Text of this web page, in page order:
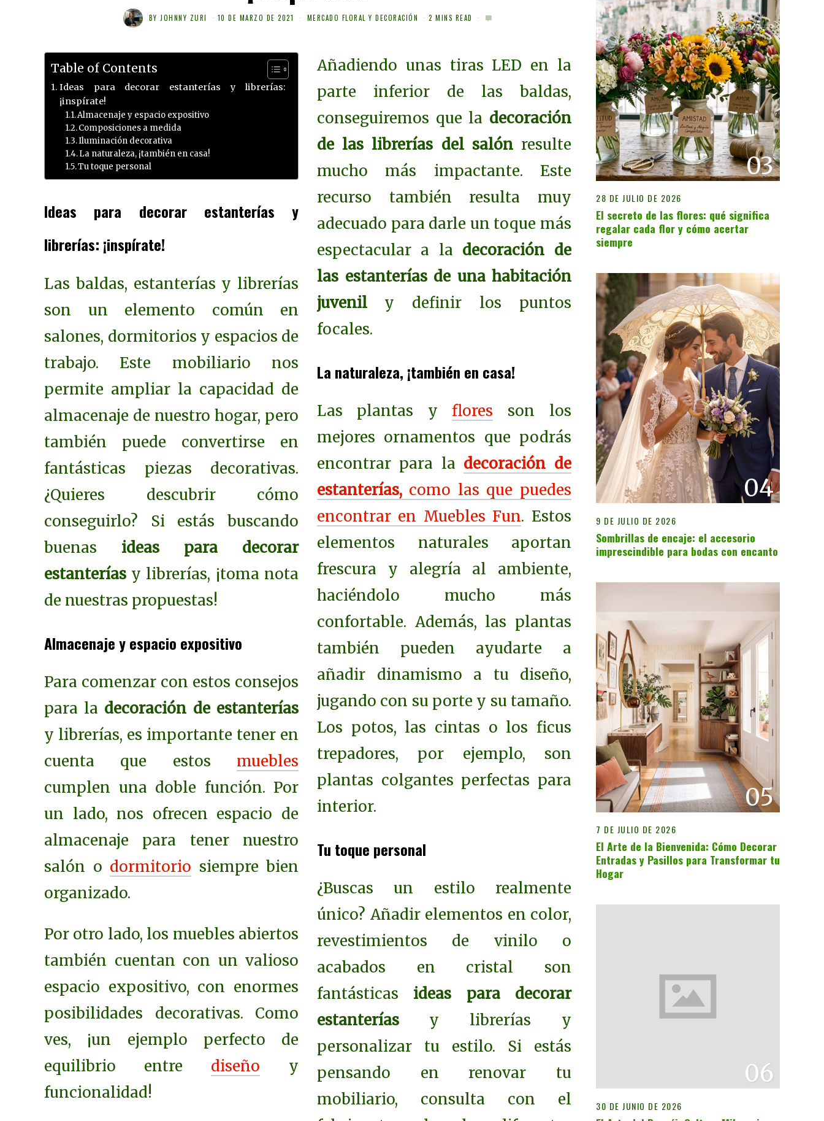
BY JOHNNY ZURI 10 DE MARZO DE 2021 MERCADO FLORAL Y DECORACIÓN 2 MINS READ
Table of Contents
Ideas para decorar estanterías y librerías:
¡inspírate!
Almacenaje y espacio expositivo
Composiciones a medida
Iluminación decorativa
La naturaleza, ¡también en casa!
Tu toque personal
Ideas para decorar estanterías y
librerías: ¡inspírate!
Las baldas, estanterías y librerías
son un elemento común en
salones, dormitorios y espacios de
trabajo. Este mobiliario nos
permite ampliar la capacidad de
almacenaje de nuestro hogar, pero
también puede convertirse en
fantásticas piezas decorativas.
¿Quieres descubrir cómo
conseguirlo? Si estás buscando
buenas ideas para decorar
estanterías y librerías, ¡toma nota
de nuestras propuestas!
Almacenaje y espacio expositivo
Para comenzar con estos consejos
para la decoración de estanterías
y librerías, es importante tener en
cuenta que estos muebles
cumplen una doble función. Por
un lado, nos ofrecen espacio de
almacenaje para tener nuestro
salón o dormitorio siempre bien
organizado.
Por otro lado, los muebles abiertos
también cuentan con un valioso
espacio expositivo, con enormes
posibilidades decorativas. Como
ves, ¡un ejemplo perfecto de
equilibrio entre diseño y
funcionalidad!
Añadiendo unas tiras LED en la
parte inferior de las baldas,
conseguiremos que la decoración
de las librerías del salón resulte
mucho más impactante. Este
recurso también resulta muy
adecuado para darle un toque más
espectacular a la decoración de
las estanterías de una habitación
juvenil y definir los puntos
focales.
La naturaleza, ¡también en casa!
Las plantas y flores son los
mejores ornamentos que podrás
encontrar para la decoración de
estanterías, como las que puedes
encontrar en Muebles Fun. Estos
elementos naturales aportan
frescura y alegría al ambiente,
haciéndolo mucho más
confortable. Además, las plantas
también pueden ayudarte a
añadir dinamismo a tu diseño,
jugando con su porte y su tamaño.
Los potos, las cintas o los ficus
trepadores, por ejemplo, son
plantas colgantes perfectas para
interior.
Tu toque personal
¿Buscas un estilo realmente
único? Añadir elementos en color,
revestimientos de vinilo o
acabados en cristal son
fantásticas ideas para decorar
estanterías y librerías y
personalizar tu estilo. Si estás
pensando en renovar tu
mobiliario, consulta con el
03
28 DE JULIO DE 2026
El secreto de las flores: qué significa
regalar cada flor y cómo acertar
siempre
04
9 DE JULIO DE 2026
Sombrillas de encaje: el accesorio
imprescindible para bodas con encanto
05
7 DE JULIO DE 2026
El Arte de la Bienvenida: Cómo Decorar
Entradas y Pasillos para Transformar tu
Hogar
06
30 DE JUNIO DE 2026